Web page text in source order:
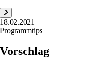
18.02.2021
Programmtips
Vorschlag